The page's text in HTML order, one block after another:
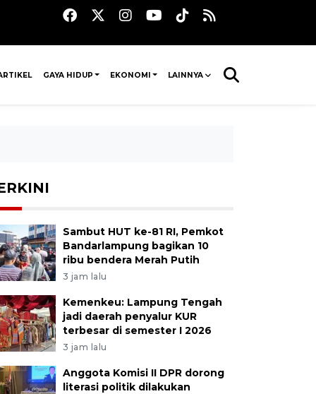
GAYA HIDUP EKONOMI LAINNYA
Sambut HUT ke-81 RI, Pemkot
Bandarlampung bagikan 10
ribu bendera Merah Putih
3 jam lalu
Kemenkeu: Lampung Tengah
jadi daerah penyalur KUR
terbesar di semester I 2026
3 jam lalu
Anggota Komisi II DPR dorong
literasi politik dilakukan